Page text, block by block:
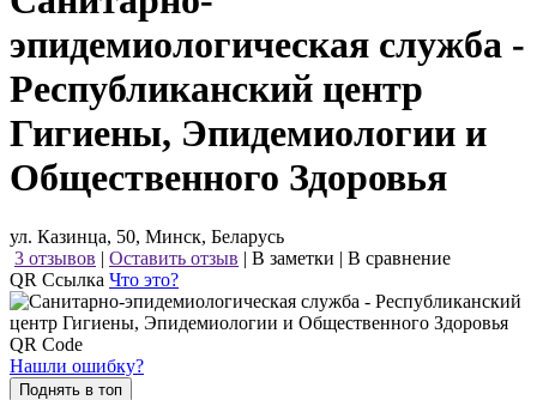
эпидемиологическая служба -
Республиканский центр
Гигиены, Эпидемиологии и
Общественного Здоровья
ул. Казинца, 50, Минск, Беларусь
3 отзывов | Оставить отзыв | В заметки | В сравнение
QR Ссылка Что это?
Нашли ошибку?
Поднять в топ